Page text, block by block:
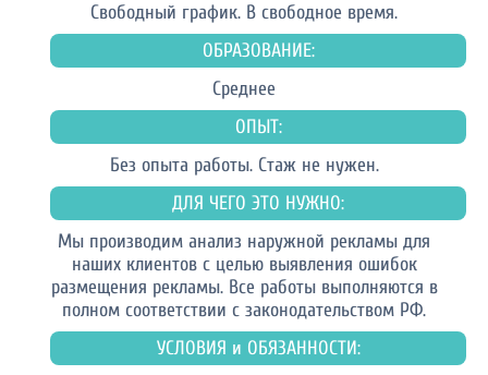
Свободный график. В свободное время.
ОБРАЗОВАНИЕ:
Среднее
ОПЫТ:
Без опыта работы. Стаж не нужен.
ДЛЯ ЧЕГО ЭТО НУЖНО:
Мы производим анализ наружной рекламы для
наших клиентов с целью выявления ошибок
размещения рекламы. Все работы выполняются в
полном соответствии с законодательством РФ.
УСЛОВИЯ и ОБЯЗАННОСТИ: